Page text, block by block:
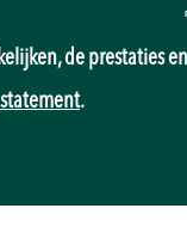
de prestaties
.